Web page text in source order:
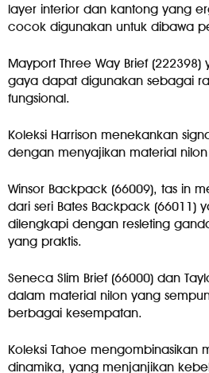
layer interior dan kantong yang
cocok digunakan untuk dibawa
Mayport Three Way Brief
gaya dapat digunakan sebagai
fungsional.
Koleksi Harrison menekankan
dengan menyajikan material
Winsor Backpack (66009), tas in
dari seri Bates Backpack (66011)
dilengkapi dengan resleting
yang praktis.
Seneca Slim Brief (66000) dan
dalam material nilon yang
berbagai kesempatan.
Koleksi Tahoe mengombinasikan
dinamika, yang menjanjikan